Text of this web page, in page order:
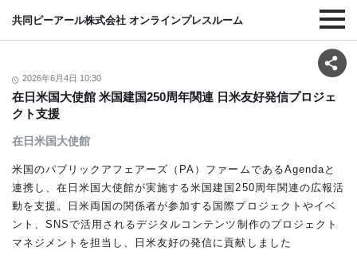
共同ピーアール株式会社 オンラインプレスルーム
2026年6月4日 10:30
在日米国大使館 米国建国250周年関連 日米友好発信プロジェ
クト支援
在日米国大使館
米国のパブリックアフェアーズ（PA）ファームであるAgendaと
連携し、在日米国大使館が実施する米国建国250周年関連の広報活
動を支援。日米両国の関係者が参加する国際プロジェクトやイベ
ント、SNSで活用されるデジタルコンテンツ制作のプロジェクト
マネジメントを担当し、日米友好の発信に貢献しました